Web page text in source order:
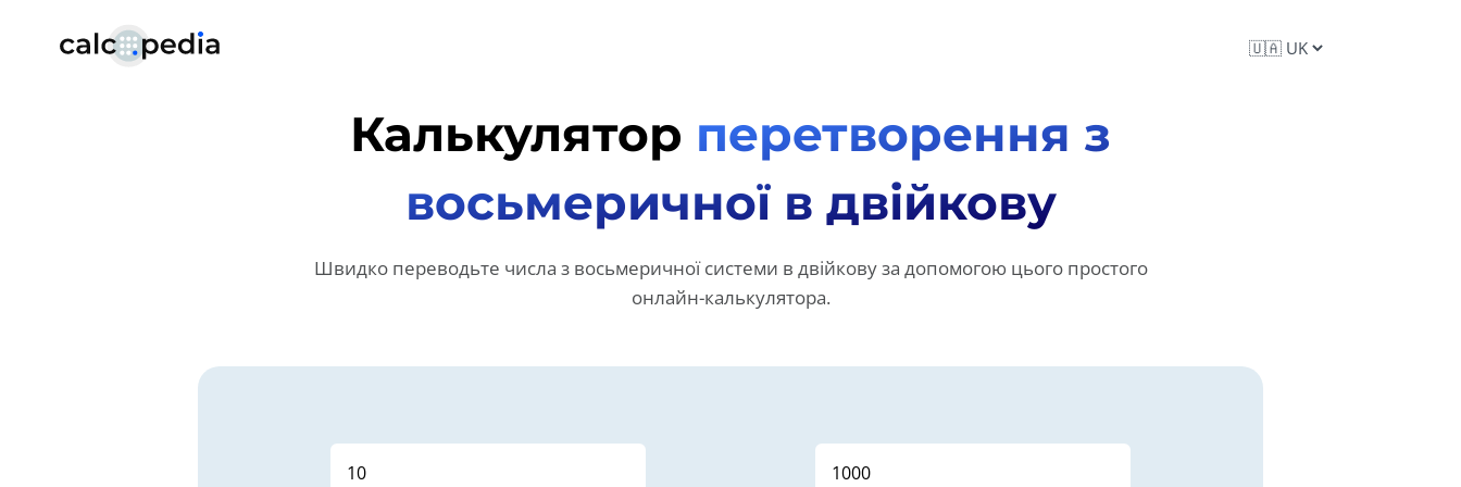
Калькулятор перетворення з
восьмеричної в двійкову
Швидко переводьте числа з восьмеричної системи в двійкову за допомогою цього простого
онлайн-калькулятора.